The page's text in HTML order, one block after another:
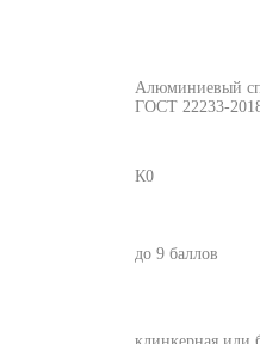
Алюминиевый
ГОСТ 22233-
К0
до 9 баллов